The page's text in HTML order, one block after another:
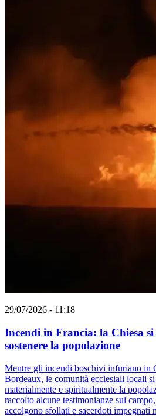
29/07/2026 - 11:18
Incendi in Francia: la Chiesa
sostenere la popolazione
Mentre gli incendi boschivi infuriano in
Bordeaux, le comunità ecclesiali locali
materialmente e spiritualmente la
raccolto alcune testimonianze sul
accolgono sfollati e sacerdoti impegnati